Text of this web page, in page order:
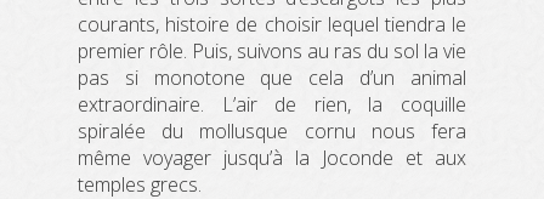
courants, histoire de choisir lequel tiendra le
premier rôle. Puis, suivons au ras du sol la vie
pas si monotone que cela d’un animal
extraordinaire. L’air de rien, la coquille
spiralée du mollusque cornu nous fera
même voyager jusqu’à la Joconde et aux
temples grecs.